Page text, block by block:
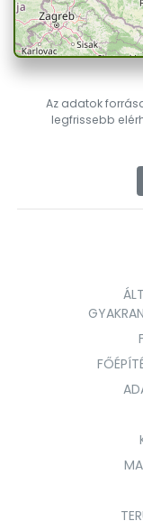
Az adatok
legfrissebb